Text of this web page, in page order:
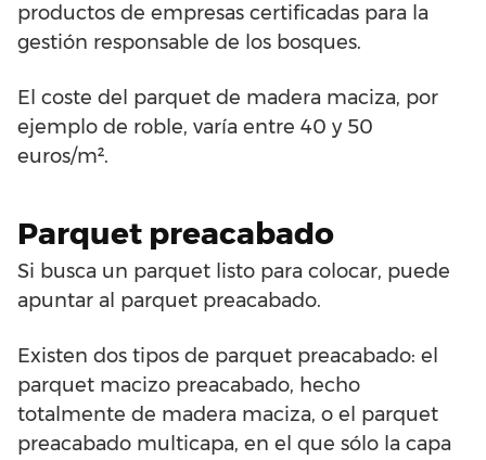
productos de empresas certificadas para la
gestión responsable de los bosques.
El coste del parquet de madera maciza, por
ejemplo de roble, varía entre 40 y 50
euros/m².
Parquet preacabado
Si busca un parquet listo para colocar, puede
apuntar al parquet preacabado.
Existen dos tipos de parquet preacabado: el
parquet macizo preacabado, hecho
totalmente de madera maciza, o el parquet
preacabado multicapa, en el que sólo la capa